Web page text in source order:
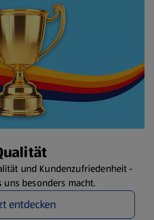
und Kundenzufriedenheit -
uns besonders macht.
entdecken